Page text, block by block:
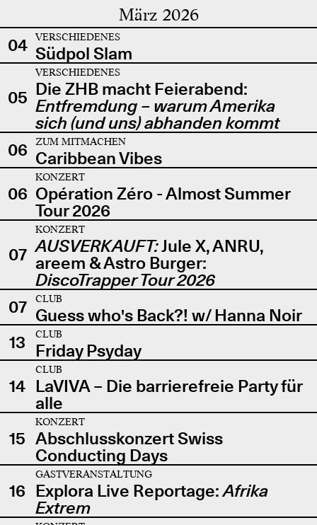
März 2026
04 VERSCHIEDENES
Südpol Slam
05
VERSCHIEDENES
Die ZHB macht Feierabend:
Entfremdung – warum Amerika
sich (und uns) abhanden kommt
06
ZUM MITMACHEN
Caribbean Vibes
06
KONZERT
Opération Zéro - Almost Summer
Tour 2026
07
KONZERT
AUSVERKAUFT:Jule X, ANRU,
areem & Astro Burger:
DiscoTrapper Tour 2026
07
CLUB
Guess who's Back?! w/ Hanna Noir
13
CLUB
Friday Psyday
14
CLUB
LaVIVA – Die barrierefreie Party für
alle
15
KONZERT
Abschlusskonzert Swiss
Conducting Days
16
GASTVERANSTALTUNG
Explora Live Reportage:Afrika
Extrem